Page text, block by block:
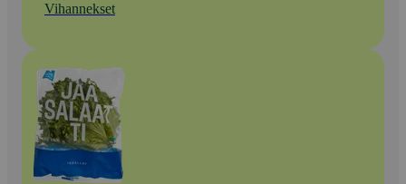
Vihannekset